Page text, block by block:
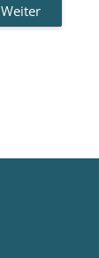
Weiter